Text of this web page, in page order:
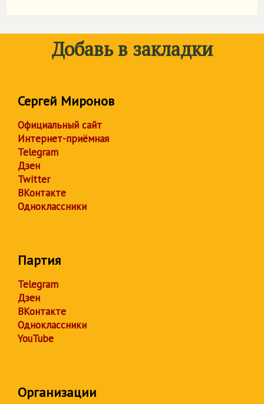
Добавь в закладки
Сергей Миронов
Официальный сайт
Интернет-приёмная
Telegram
Дзен
Twitter
ВКонтакте
Одноклассники
Партия
Telegram
Дзен
ВКонтакте
Одноклассники
YouTube
Организации